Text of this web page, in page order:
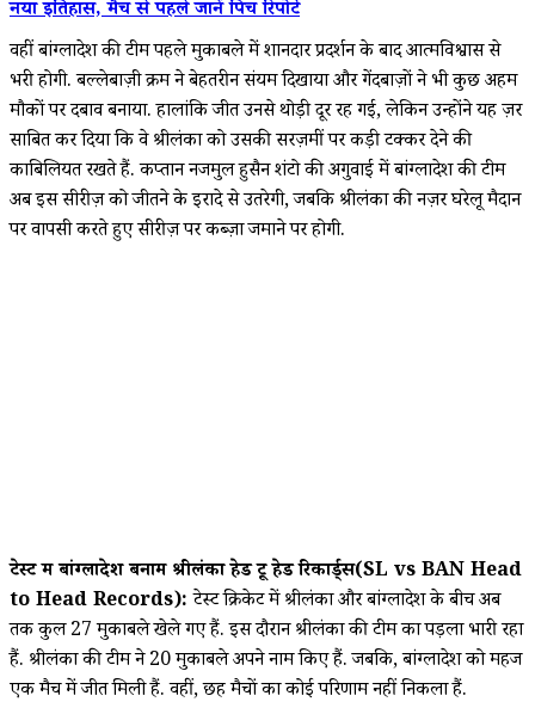
नया इतिहास, मैच से पहले जानें पिच रिपोर्ट
वहीं बांग्लादेश की टीम पहले मुकाबले में शानदार प्रदर्शन के बाद आत्मविश्वास से
भरी होगी. बल्लेबाज़ी क्रम ने बेहतरीन संयम दिखाया और गेंदबाज़ों ने भी कुछ अहम
मौकों पर दबाव बनाया. हालांकि जीत उनसे थोड़ी दूर रह गई, लेकिन उन्होंने यह ज़रूर
साबित कर दिया कि वे श्रीलंका को उसकी सरज़मीं पर कड़ी टक्कर देने की
काबिलियत रखते हैं. कप्तान नजमुल हुसैन शंटो की अगुवाई में बांग्लादेश की टीम
अब इस सीरीज़ को जीतने के इरादे से उतरेगी, जबकि श्रीलंका की नज़र घरेलू मैदान
पर वापसी करते हुए सीरीज़ पर कब्ज़ा जमाने पर होगी.
टेस्ट में बांग्लादेश बनाम श्रीलंका हेड टू हेड रिकार्ड्स(SL vs BAN Head
to Head Records):टेस्ट क्रिकेट में श्रीलंका और बांग्लादेश के बीच अब
तक कुल 27 मुकाबले खेले गए हैं. इस दौरान श्रीलंका की टीम का पड़ला भारी रहा
हैं. श्रीलंका की टीम ने 20 मुकाबले अपने नाम किए हैं. जबकि, बांग्लादेश को महज
एक मैच में जीत मिली हैं. वहीं, छह मैचों का कोई परिणाम नहीं निकला हैं.